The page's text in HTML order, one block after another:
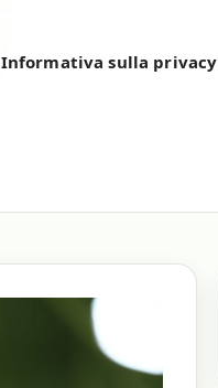
Informativa sulla privacy